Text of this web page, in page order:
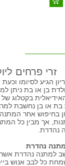
זרי פרחים
הגיע לסיומו
בן או בת ניתן
בקטלוג של
או בן נחשבת
בחיפוש אחר המתנה
אך מבין כל
נהדרת.
נהדרת
למתנה נהדרת
כל לבב אנוש